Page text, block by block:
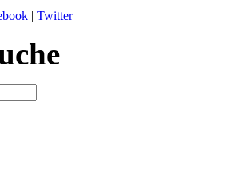
| Twitter